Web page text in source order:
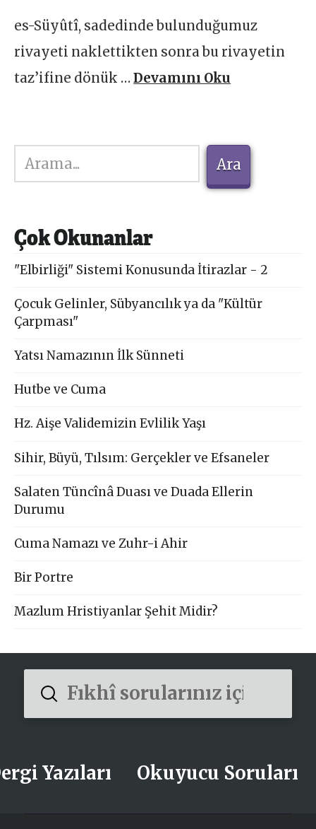
es-Süyûtî, sadedinde bulunduğumuz
rivayeti naklettikten sonra bu rivayetin
taz’ifine dönük …Devamını Oku
Ara
Ara
Çok Okunanlar
"Elbirliği" Sistemi Konusunda İtirazlar - 2
Çocuk Gelinler, Sübyancılık ya da "Kültür
Çarpması"
Yatsı Namazının İlk Sünneti
Hutbe ve Cuma
Hz. Aişe Validemizin Evlilik Yaşı
Sihir, Büyü, Tılsım: Gerçekler ve Efsaneler
Salaten Tüncînâ Duası ve Duada Ellerin
Durumu
Cuma Namazı ve Zuhr-i Ahir
Bir Portre
Mazlum Hristiyanlar Şehit Midir?
Search
Submit
Yazıları Okuyucu Soruları